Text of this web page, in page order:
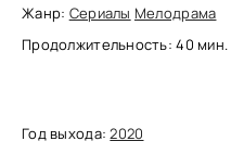
Жанр: Сериалы Мелодрама
Продолжительность: 40 мин.
Год выхода:2020